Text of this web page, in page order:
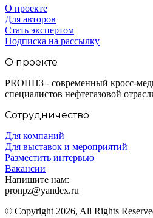
О проекте
Для авторов
Стать экспертом
Подписка на рассылку
О проекте
PROНПЗ - современный кросс-
специалистов нефтегазовой
Сотрудничество
Для компаний
Для выставок и мероприятий
Разместить интервью
Вакансии
Напишите нам:
pronpz@yandex.ru
© Copyright 2026, All Rights